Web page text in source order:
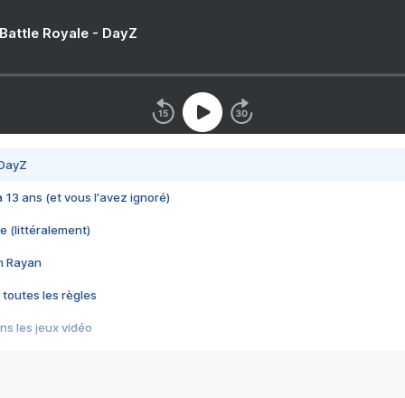
Royale - DayZ
13 ans (et vous l'avez ignoré)
(littéralement)
Rayan
toutes les règles
les jeux vidéo